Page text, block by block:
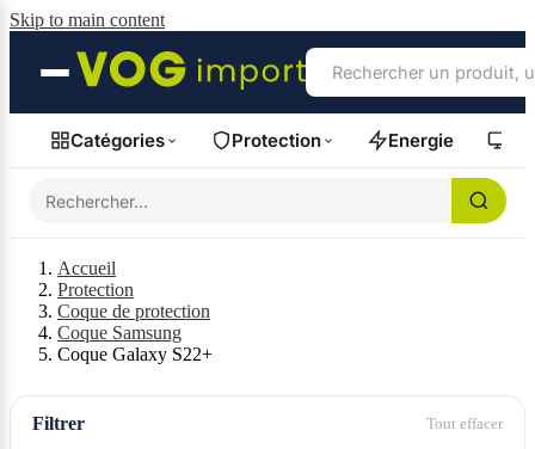
Skip to main content
Catégories Protection Energie
Accueil
Protection
Coque de protection
Coque Samsung
Coque Galaxy S22+
Filtrer Tout effacer